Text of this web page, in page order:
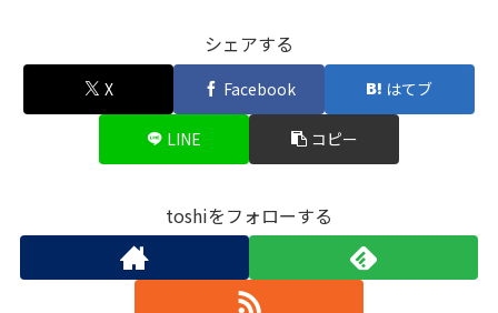
シェアする
X Facebook はてブ
LINE コピー
toshiをフォローする